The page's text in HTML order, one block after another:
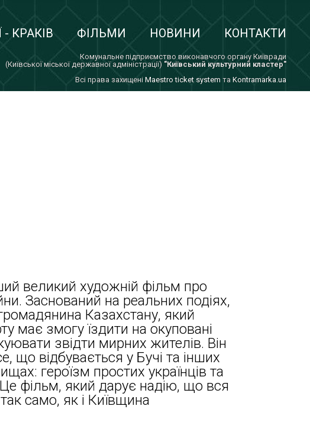
- КРАКІВ ФІЛЬМИ НОВИНИ КОНТАКТИ
Комунальне підприємство виконавчого органу Київради
(Київської міської державної адміністрації) "Київський культурний кластер"
Всi права захищенi Maestro ticket system та Kontramarka.ua
великий художній фільм про
Заснований на реальних подіях,
Казахстану, який
має змогу їздити на окуповані
звідти мирних жителів. Він
що відбувається у Бучі та інших
героїзм простих українців та
Це фільм, який дарує надію, що вся
само, як і Київщина